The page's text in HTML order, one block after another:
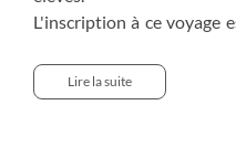
L'inscription à ce voyage
frais de recherche et
d’altitude, d’un montant
Lire la suite